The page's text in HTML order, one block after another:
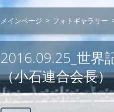
メインページ > フォトギャラリー
2016.09.25_世界
（小石連合会長）